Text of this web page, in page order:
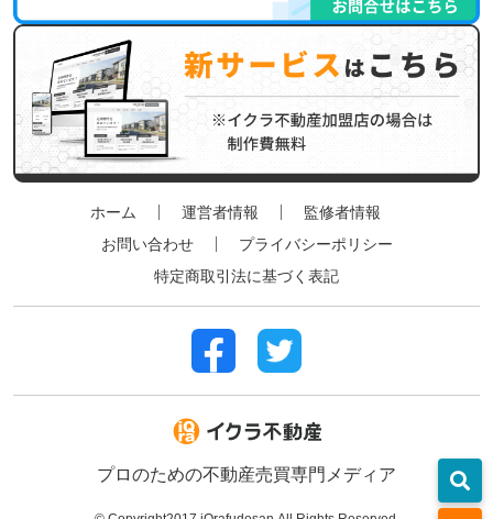
ホーム 運営者情報 監修者情報
お問い合わせ プライバシーポリシー
特定商取引法に基づく表記
プロのための不動産売買専門メディア